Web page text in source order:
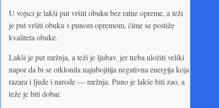
U vojsci je lakši put vršiti obuku bez ratne opreme, a teži
je put vršiti obuku s punom opremom, čime se postiže
kvaliteta obuke.
Lakši je put mržnja, a teži je ljubav, jer treba uložiti veliki
napor da bi se otklonila najubojitija negativna energija koja
razara i ljude i narode — mržnja. Puno je lakše biti zao, a
teže je biti dobar.